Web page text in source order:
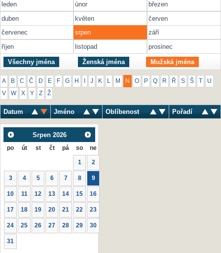
leden únor
březen
duben
květen
červen
červenec
srpen
září
říjen
listopad prosinec
Všechny jména Ženská jména Mužská jména
A B C Č D E F G H J K M N O P Q R Ř S Š U
V W X Y Z Ž
Datum Jméno Oblíbenost Pořadí
Srpen 2026
po út st čt pá so ne
1 2
3 4 5 6 7 8 9
10 11 12 13 14 15 16
17 18 19 20 21 22 23
24 25 26 27 28 29 30
31